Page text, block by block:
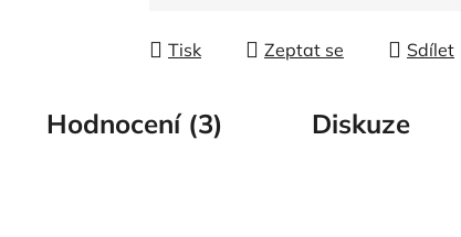
Tisk Zeptat se Sdílet
Hodnocení (3) Diskuze